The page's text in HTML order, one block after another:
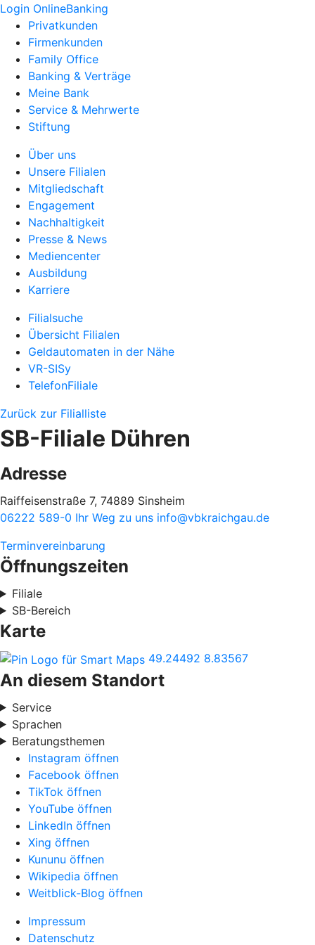
Login OnlineBanking
Privatkunden
Firmenkunden
Family Office
Banking & Verträge
Meine Bank
Service & Mehrwerte
Stiftung
Über uns
Unsere Filialen
Mitgliedschaft
Engagement
Nachhaltigkeit
Presse & News
Mediencenter
Ausbildung
Karriere
Filialsuche
Übersicht Filialen
Geldautomaten in der Nähe
VR-SISy
TelefonFiliale
Zurück zur Filialliste
SB-Filiale Dühren
Adresse
Raiffeisenstraße 7, 74889 Sinsheim
06222 589-0 Ihr Weg zu uns info@vbkraichgau.de
Terminvereinbarung
Öffnungszeiten
Filiale
SB-Bereich
Karte
49.24492 8.83567
An diesem Standort
Service
Sprachen
Beratungsthemen
Instagram öffnen
Facebook öffnen
TikTok öffnen
YouTube öffnen
LinkedIn öffnen
Xing öffnen
Kununu öffnen
Wikipedia öffnen
Weitblick-Blog öffnen
Impressum
Datenschutz